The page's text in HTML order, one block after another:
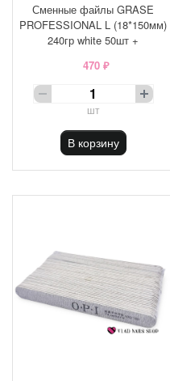
Сменные файлы GRASE
PROFESSIONAL L (18*150мм)
240гр white 50шт +
470 ₽
шт
В корзину